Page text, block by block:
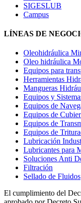
SIGESLUB
Campus
LÍNEAS DE
Oleohidráulica
Oleo hidráulica
Equipos para
Herramientas
Mangueras
Equipos y
Equipos de
Equipos de
Equipos de
Equipos de
Lubricación
Lubricantes para
Soluciones Anti
Filtración
Sellado de Fluidos
El cumplimiento del